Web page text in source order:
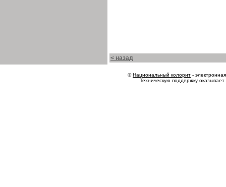
< назад
©Национальный колорит -
Техническую поддержку